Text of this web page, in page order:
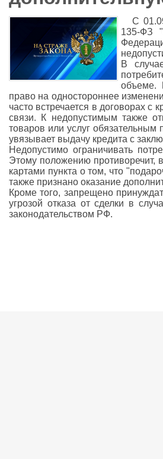
С
135-ФЗ
В
объеме.
право на одностороннее
часто встречается в договорах с
связи. К недопустимым также
товаров или услуг обязательным
увязывает выдачу кредита с
Недопустимо ограничивать
Этому положению противоречит,
картами пункта о том, что
также признано оказание
Кроме того, запрещено
угрозой отказа от сделки в
законодательством РФ.